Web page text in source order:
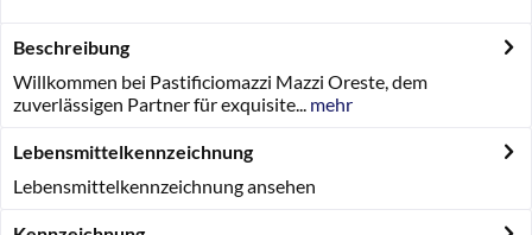
Beschreibung
Willkommen bei Pastificiomazzi Mazzi Oreste, dem
zuverlässigen Partner für exquisite... mehr
Lebensmittelkennzeichnung
Lebensmittelkennzeichnung ansehen